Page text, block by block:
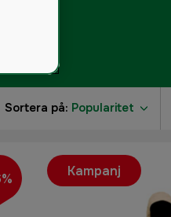
Sortera på: Popularitet
Kampanj